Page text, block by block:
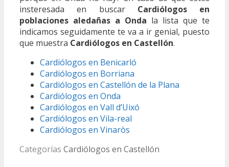
insteresada en buscar Cardiólogos en
poblaciones aledañas a Onda la lista que te
indicamos seguidamente te va a ir genial, puesto
que muestra Cardiólogos en Castellón.
Cardiólogos en Benicarló
Cardiólogos en Borriana
Cardiólogos en Castellón de la Plana
Cardiólogos en Onda
Cardiólogos en Vall d’Uixó
Cardiólogos en Vila-real
Cardiólogos en Vinaròs
Categorías Cardiólogos en Castellón